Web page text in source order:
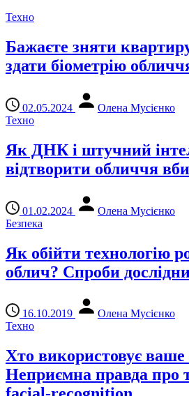
Техно
Бажаєте зняти
здати біометрію
02.05.2024
Олена Мусієнко
Техно
Як ДНК і штучний
відтворити обличчя
01.02.2024
Олена Мусієнко
Безпека
Як обійти технологію
облич? Спроби
16.10.2019
Олена Мусієнко
Техно
Хто використовує
Неприємна правда про